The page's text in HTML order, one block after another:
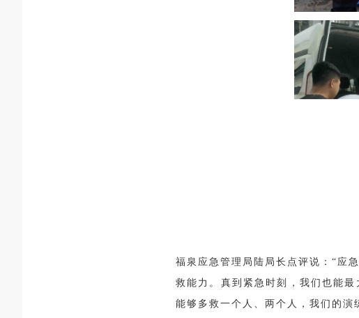
福泉应急管理局陆局长点评说：“应
救能力。真到紧急时刻，我们也能
能够多救一个人、两个人，我们的演